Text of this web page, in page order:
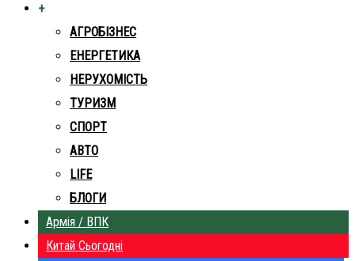
+
АГРОБІЗНЕС
ЕНЕРГЕТИКА
НЕРУХОМІСТЬ
ТУРИЗМ
СПОРТ
АВТО
LIFE
БЛОГИ
Армія / ВПК
Китай Сьогодні